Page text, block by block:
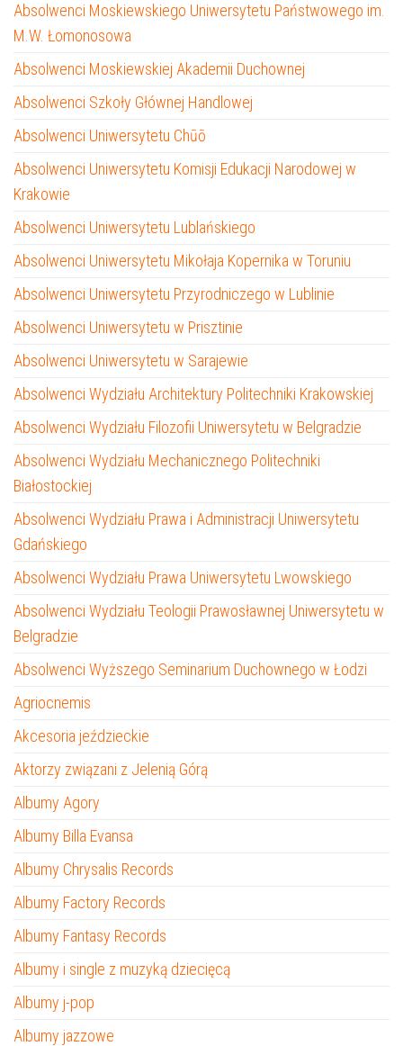
Absolwenci Moskiewskiego Uniwersytetu Państwowego im.
M.W. Łomonosowa
Absolwenci Moskiewskiej Akademii Duchownej
Absolwenci Szkoły Głównej Handlowej
Absolwenci Uniwersytetu Chūō
Absolwenci Uniwersytetu Komisji Edukacji Narodowej w
Krakowie
Absolwenci Uniwersytetu Lublańskiego
Absolwenci Uniwersytetu Mikołaja Kopernika w Toruniu
Absolwenci Uniwersytetu Przyrodniczego w Lublinie
Absolwenci Uniwersytetu w Prisztinie
Absolwenci Uniwersytetu w Sarajewie
Absolwenci Wydziału Architektury Politechniki Krakowskiej
Absolwenci Wydziału Filozofii Uniwersytetu w Belgradzie
Absolwenci Wydziału Mechanicznego Politechniki
Białostockiej
Absolwenci Wydziału Prawa i Administracji Uniwersytetu
Gdańskiego
Absolwenci Wydziału Prawa Uniwersytetu Lwowskiego
Absolwenci Wydziału Teologii Prawosławnej Uniwersytetu w
Belgradzie
Absolwenci Wyższego Seminarium Duchownego w Łodzi
Agriocnemis
Akcesoria jeździeckie
Aktorzy związani z Jelenią Górą
Albumy Agory
Albumy Billa Evansa
Albumy Chrysalis Records
Albumy Factory Records
Albumy Fantasy Records
Albumy i single z muzyką dziecięcą
Albumy j-pop
Albumy jazzowe